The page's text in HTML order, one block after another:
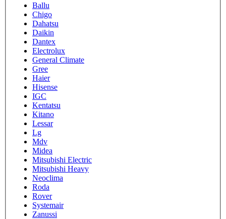
Ballu
Chigo
Dahatsu
Daikin
Dantex
Electrolux
General Climate
Gree
Haier
Hisense
IGC
Kentatsu
Kitano
Lessar
Lg
Mdv
Midea
Mitsubishi Electric
Mitsubishi Heavy
Neoclima
Roda
Rover
Systemair
Zanussi